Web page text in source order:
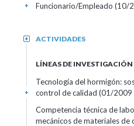
Funcionario/Empleado (10/
+
ACTIVIDADES
+
LÍNEAS DE INVESTIGACIÓN
Tecnología del hormigón:
control de calidad (01/2009
+
Competencia técnica de
mecánicos de materiales de